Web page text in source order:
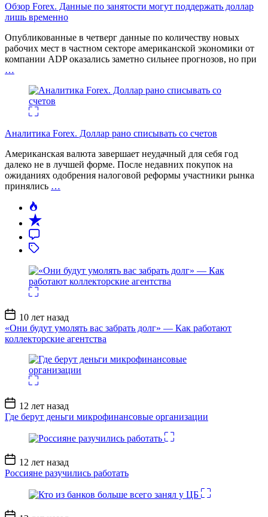
Обзор Forex. Данные по занятости могут поддержать доллар
лишь временно
Опубликованные в четверг данные по количеству новых
рабочих мест в частном секторе американской экономики от
компании ADP оказались заметно сильнее прогнозов, но при
…
Аналитика Forex. Доллар рано списывать со счетов
Американская валюта завершает неудачный для себя год
далеко не в лучшей форме. После недавних покупок на
ожиданиях одобрения налоговой реформы участники рынка
принялись …
Дата
записи
10 лет назад
«Они будут умолять вас забрать долг» — Как работают
коллекторские агентства
Дата
записи
12 лет назад
Где берут деньги микрофинансовые организации
Дата
записи
12 лет назад
Россияне разучились работать
Дата